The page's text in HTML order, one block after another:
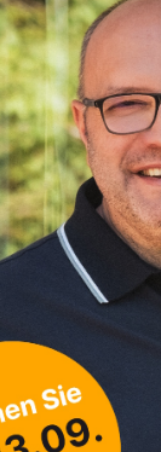
im Rat
für Sie